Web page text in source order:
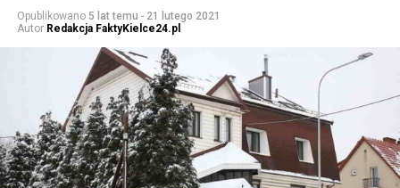
Opublikowano 5 lat temu - 21 lutego 2021
Autor Redakcja FaktyKielce24.pl